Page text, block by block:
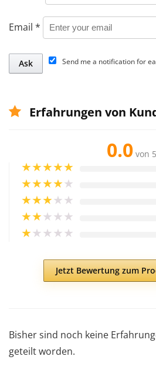
Email *
Send me a notification for
Erfahrungen von
0.0 von 5
★★★★★
★★★★★
★★★★★
★★★★★
★★★★★
Jetzt Bewertung zum
Bisher sind noch keine
geteilt worden.